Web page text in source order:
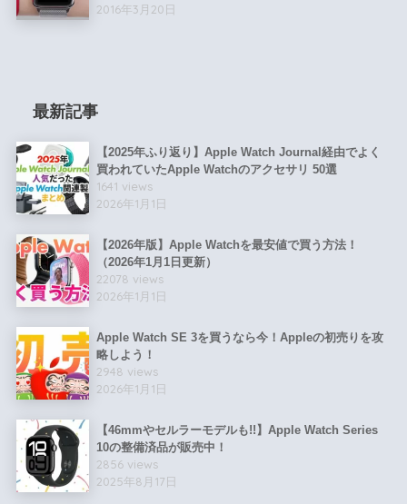
2016年3月20日
最新記事
【2025年ふり返り】Apple Watch Journal経由でよく
買われていたApple Watchのアクセサリ 50選
1641 views
2026年1月1日
【2026年版】Apple Watchを最安値で買う方法！
（2026年1月1日更新）
22078 views
2026年1月1日
Apple Watch SE 3を買うなら今！Appleの初売りを攻
略しよう！
2948 views
2026年1月1日
【46mmやセルラーモデルも!!】Apple Watch Series
10の整備済品が販売中！
2856 views
2025年8月17日